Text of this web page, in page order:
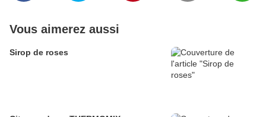
Vous aimerez aussi
Sirop de roses